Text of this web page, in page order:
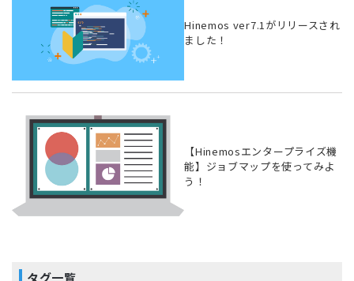
Hinemos ver7.1がリリースされ
ました！
【Hinemosエンタープライズ機
能】ジョブマップを使ってみよ
う！